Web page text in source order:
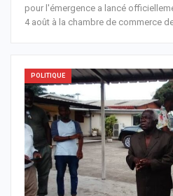
pour l'émergence a lancé
4 août à la chambre de commerce
POLITIQUE